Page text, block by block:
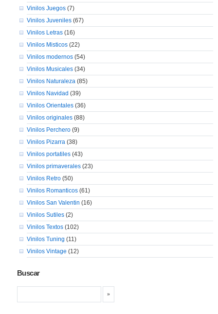
Vinilos Juegos(7)
Vinilos Juveniles(67)
Vinilos Letras(16)
Vinilos Misticos(22)
Vinilos modernos(54)
Vinilos Musicales(34)
Vinilos Naturaleza(85)
Vinilos Navidad (39)
Vinilos Orientales(36)
Vinilos originales(88)
Vinilos Perchero(9)
Vinilos Pizarra(38)
Vinilos portatiles(43)
Vinilos primaverales(23)
Vinilos Retro(50)
Vinilos Romanticos(61)
Vinilos San Valentin (16)
Vinilos Sutiles(2)
Vinilos Textos(102)
Vinilos Tuning (11)
Vinilos Vintage (12)
Buscar